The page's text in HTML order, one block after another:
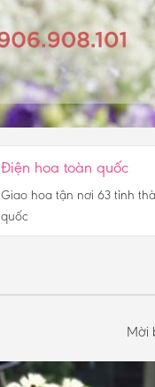
Điện hoa toàn quốc
Giao hoa tận nơi 63 tỉnh
quốc
Mời